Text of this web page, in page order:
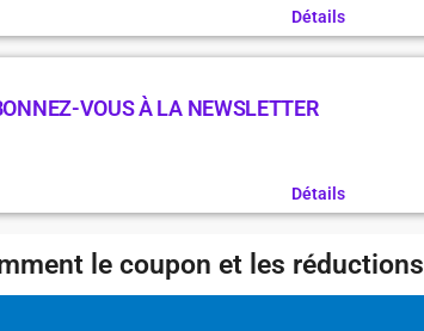
Détails
VOUS À LA NEWSLETTER
Détails
le coupon et les réductions